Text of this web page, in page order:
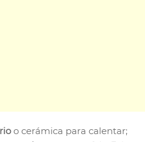
o cerámica para calentar;